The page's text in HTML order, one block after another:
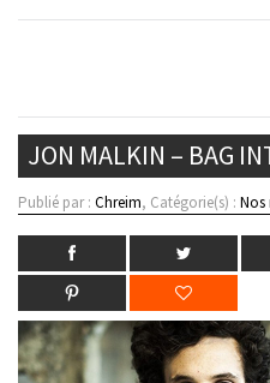
JON MALKIN – BAG
Publié par : Chreim, Catégorie(s) : Nos